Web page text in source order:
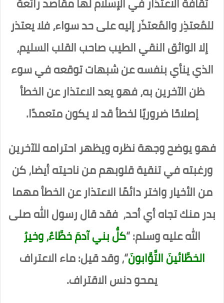
للمُعتذِر والمُعتذَر إليه على حد سواء، فلا يعتذر
إلا الواثق النقي الطيب صاحب القلب السليم،
الذي ينأي بنفسه عن شبهات توقعه في سوء
ظن الآخرين به، فهو يعد الاعتذار عن الخطأ
إصلاحًا ضروريًا لخطأ قد لا يكون متعمدًا.
فهو يوضح وجهة نظره ويظهر احترامه للآخرين
ورغبته في تنقية قلوبهم من ناحيته أيضا، كن
من الأخيار واختر دائمًا الاعتذار عن الخطأ مهما
بدر منك تجاه أي أحد، فقد قال رسول الله صلى
الله عليه وسلم: “كلُّ بني آدمَ خطَّاءٌ، وخيرُ
الخطَّائينَ التَّوَّابونَ“، وقد قيل: ماء الاعتراف
يمحو دنس الاقتراف.